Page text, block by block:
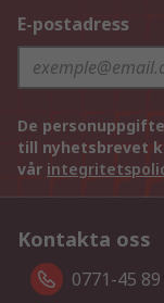
E-postadress
De
till nyhetsbrevet
vår
Kontakta oss
0771-45 89